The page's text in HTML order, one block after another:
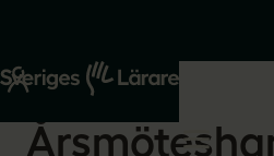
Start
Om oss
2026-02-19